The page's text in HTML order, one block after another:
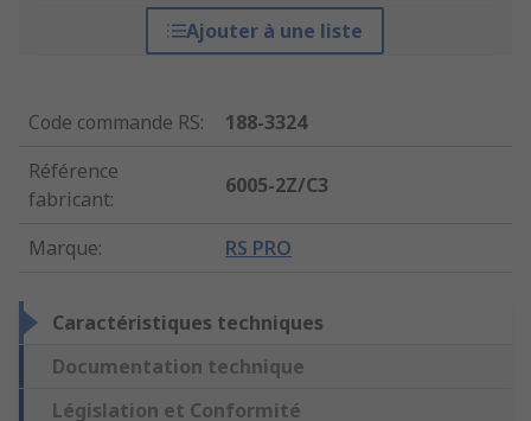
Ajouter à une liste
Code commande RS:
188-3324
Référence
fabricant:
6005-2Z/C3
Marque: RS PRO
Caractéristiques techniques
Documentation technique
Législation et Conformité